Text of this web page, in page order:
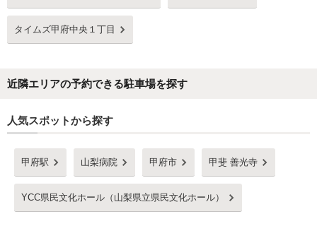
タイムズ甲府中央１丁目
近隣エリアの予約できる駐車場を探す
人気スポットから探す
甲府駅 山梨病院 甲府市 甲斐 善光寺
YCC県民文化ホール（山梨県立県民文化ホール）